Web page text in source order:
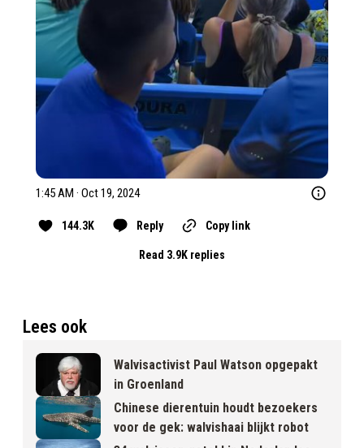
1:45 AM · Oct 19, 2024
144.3K Reply Copy link
Read 3.9K replies
Lees ook
Walvisactivist Paul Watson opgepakt
in Groenland
Chinese dierentuin houdt bezoekers
voor de gek: walvishaai blijkt robot